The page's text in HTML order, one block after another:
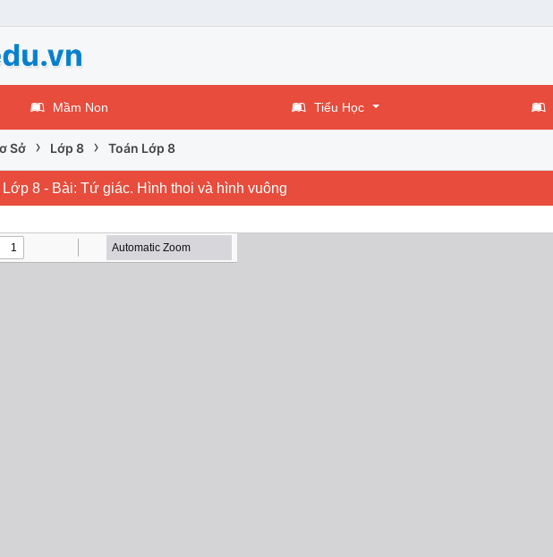
Mầm Non Tiểu Học
Sở › Lớp 8 › Toán Lớp 8
8 - Bài: Tứ giác. Hình thoi và hình vuông